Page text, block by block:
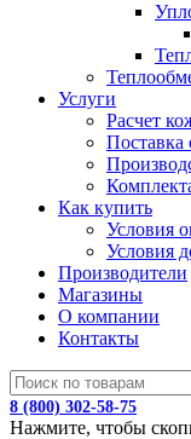
Услуги
Расчет
Поставка
Как купить
Условия
Условия
Производители
Магазины
О компании
Контакты
8 (800) 302-58-75
Нажмите, чтобы